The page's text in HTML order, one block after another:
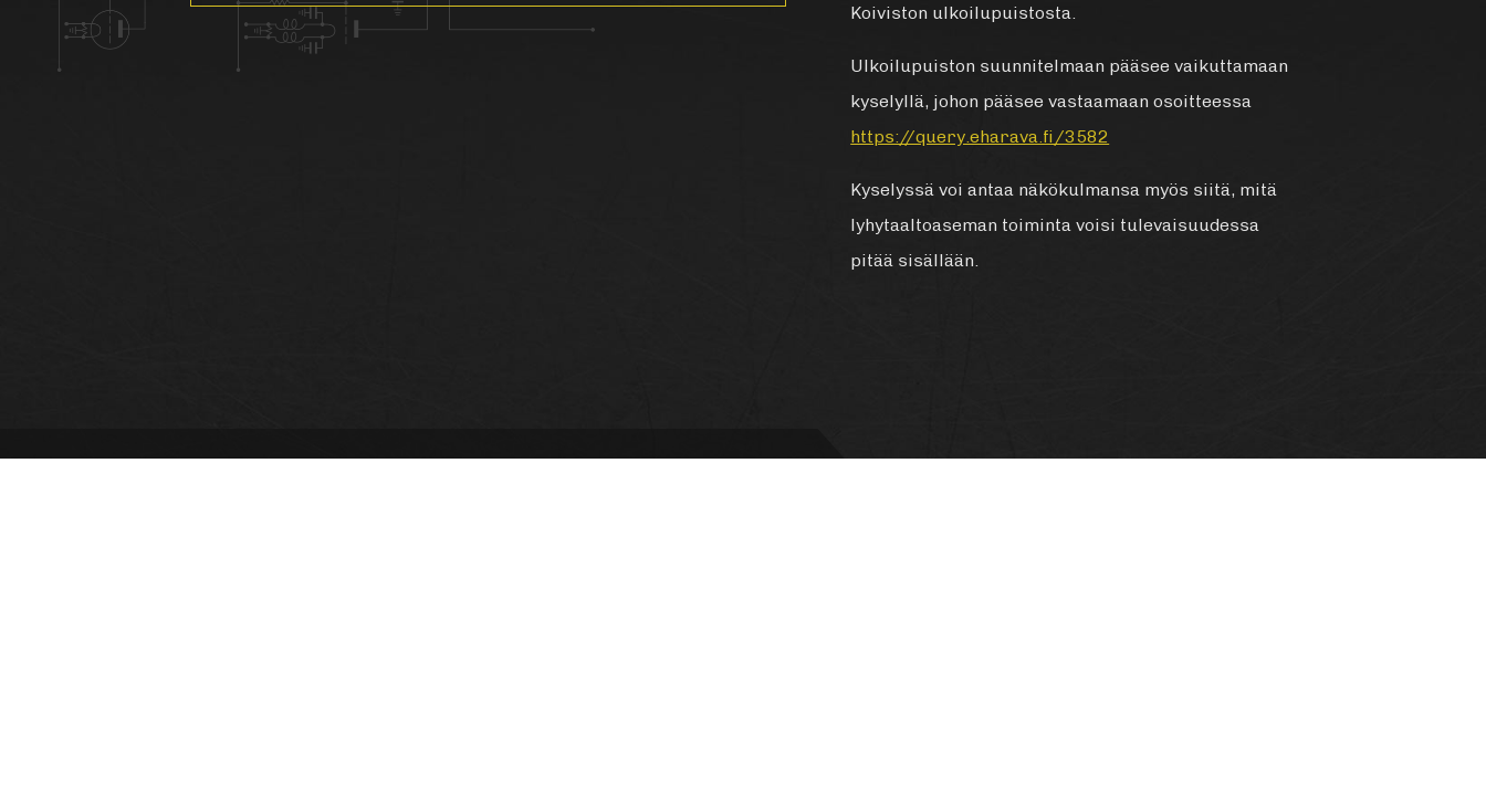
Koiviston ulkoilupuistosta.
Ulkoilupuiston suunnitelmaan pääsee vaikuttamaan
kyselyllä, johon pääsee vastaamaan osoitteessa
https://query.eharava.fi/3582
Kyselyssä voi antaa näkökulmansa myös siitä, mitä
lyhytaaltoaseman toiminta voisi tulevaisuudessa
pitää sisällään.